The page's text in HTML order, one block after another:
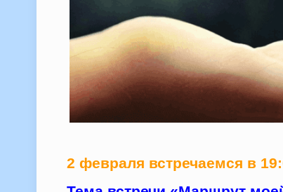
2 февраля встречаемся в